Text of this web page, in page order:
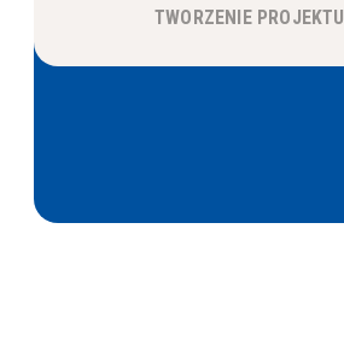
TWORZENIE PROJEKTU